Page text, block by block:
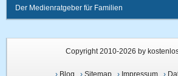
Der Medienratgeber für Familien
Copyright 2010-2026 by
› Blog › Sitemap› Impressum›